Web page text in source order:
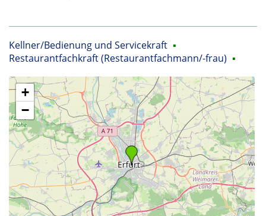
Kellner/Bedienung und Servicekraft ▪
Restaurantfachkraft (Restaurantfachmann/-frau) ▪
+
−